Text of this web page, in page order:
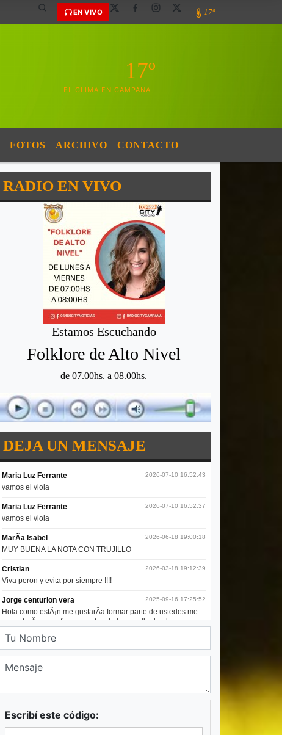
EN VIVO 17º
17º
EL CLIMA EN CAMPANA
FOTOS ARCHIVO CONTACTO
RADIO EN VIVO
Estamos Escuchando
Folklore de Alto Nivel
de 07.00hs. a 08.00hs.
DEJA UN MENSAJE
Escribí este código: